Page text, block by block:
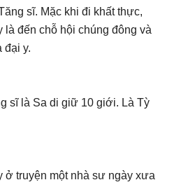
sĩ. Mặc khi đi khất thực,
là đến chỗ hội chúng đông và
đại y.
sĩ là Sa di giữ 10 giới. Là Tỳ
ở truyện một nhà sư ngày xưa